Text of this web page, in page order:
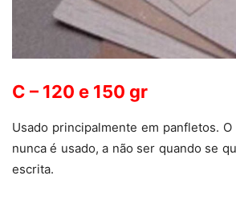
C – 120 e 150 gr
Usado principalmente em panfletos.
nunca é usado, a não ser quando se
escrita.